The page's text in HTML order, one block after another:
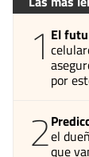
1 El
por
2el
que